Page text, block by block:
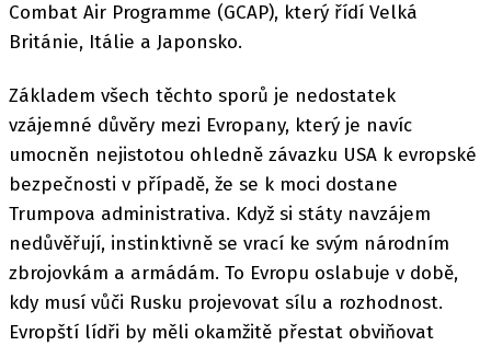
Combat Air Programme (GCAP), který řídí Velká
Británie, Itálie a Japonsko.
Základem všech těchto sporů je nedostatek
vzájemné důvěry mezi Evropany, který je navíc
umocněn nejistotou ohledně závazku USA k evropské
bezpečnosti v případě, že se k moci dostane
Trumpova administrativa. Když si státy navzájem
nedůvěřují, instinktivně se vrací ke svým národním
zbrojovkám a armádám. To Evropu oslabuje v době,
kdy musí vůči Rusku projevovat sílu a rozhodnost.
Evropští lídři by měli okamžitě přestat obviňovat